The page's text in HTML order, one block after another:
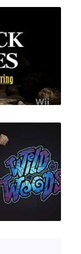
Earring